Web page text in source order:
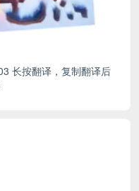
长按翻译，复制翻译后